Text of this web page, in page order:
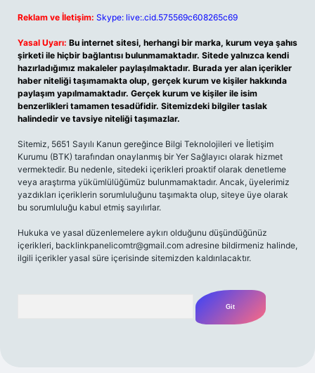
Reklam ve İletişim: Skype: live:.cid.575569c608265c69
Yasal Uyarı: Bu internet sitesi, herhangi bir marka, kurum veya şahıs
şirketi ile hiçbir bağlantısı bulunmamaktadır. Sitede yalnızca kendi
hazırladığımız makaleler paylaşılmaktadır. Burada yer alan içerikler
haber niteliği taşımamakta olup, gerçek kurum ve kişiler hakkında
paylaşım yapılmamaktadır. Gerçek kurum ve kişiler ile isim
benzerlikleri tamamen tesadüfidir. Sitemizdeki bilgiler taslak
halindedir ve tavsiye niteliği taşımazlar.
Sitemiz, 5651 Sayılı Kanun gereğince Bilgi Teknolojileri ve İletişim
Kurumu (BTK) tarafından onaylanmış bir Yer Sağlayıcı olarak hizmet
vermektedir. Bu nedenle, sitedeki içerikleri proaktif olarak denetleme
veya araştırma yükümlülüğümüz bulunmamaktadır. Ancak, üyelerimiz
yazdıkları içeriklerin sorumluluğunu taşımakta olup, siteye üye olarak
bu sorumluluğu kabul etmiş sayılırlar.
Hukuka ve yasal düzenlemelere aykırı olduğunu düşündüğünüz
içerikleri, backlinkpanelicomtr@gmail.com adresine bildirmeniz halinde,
ilgili içerikler yasal süre içerisinde sitemizden kaldırılacaktır.